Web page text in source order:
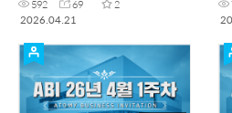
592 69
2
2026.04.21